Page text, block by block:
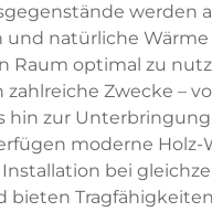
werden
natürliche
Raum optimal zu
Zwecke –
hin zur
moderne Holz-
bei
Tragfähigkeiten